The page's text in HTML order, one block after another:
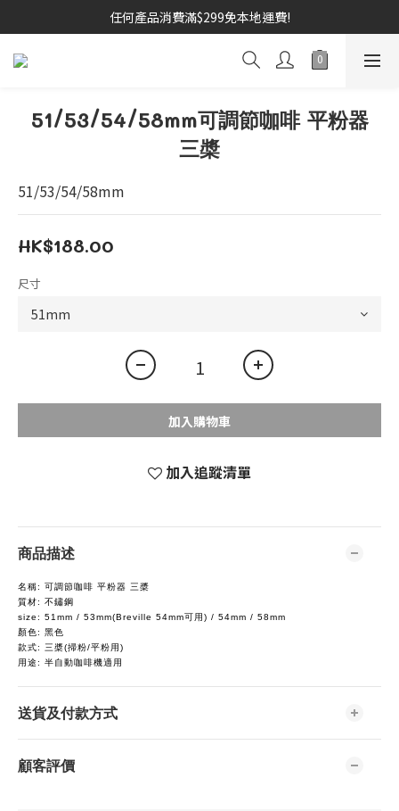
任何產品消費滿$299免本地運費!
51/53/54/58mm可調節咖啡 平粉器
三槳
51/53/54/58mm
HK$188.00
尺寸
加入購物車
加入追蹤清單
商品描述
名稱: 可調節咖啡 平粉器 三槳
質材: 不鏽鋼
size: 51mm / 53mm(Breville 54mm可用) / 54mm / 58mm
顏色: 黑色
款式: 三槳(掃粉/平粉用)
用途: 半自動咖啡機適用
送貨及付款方式
顧客評價